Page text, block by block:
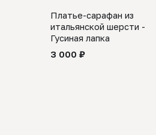
SALE
Платье-сарафан из
итальянской шерсти -
Гусиная лапка
3 000 ₽